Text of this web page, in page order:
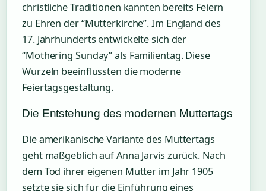
christliche Traditionen kannten bereits Feiern
zu Ehren der “Mutterkirche”. Im England des
17. Jahrhunderts entwickelte sich der
“Mothering Sunday” als Familientag. Diese
Wurzeln beeinflussten die moderne
Feiertagsgestaltung.
Die Entstehung des modernen Muttertags
Die amerikanische Variante des Muttertags
geht maßgeblich auf Anna Jarvis zurück. Nach
dem Tod ihrer eigenen Mutter im Jahr 1905
setzte sie sich für die Einführung eines